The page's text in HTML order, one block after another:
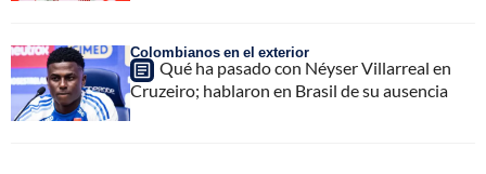
Colombianos en el exterior
Qué ha pasado con Néyser Villarreal en
Cruzeiro; hablaron en Brasil de su ausencia